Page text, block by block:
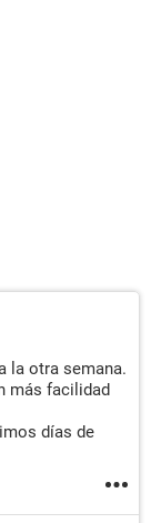
la otra semana.
más facilidad
días de